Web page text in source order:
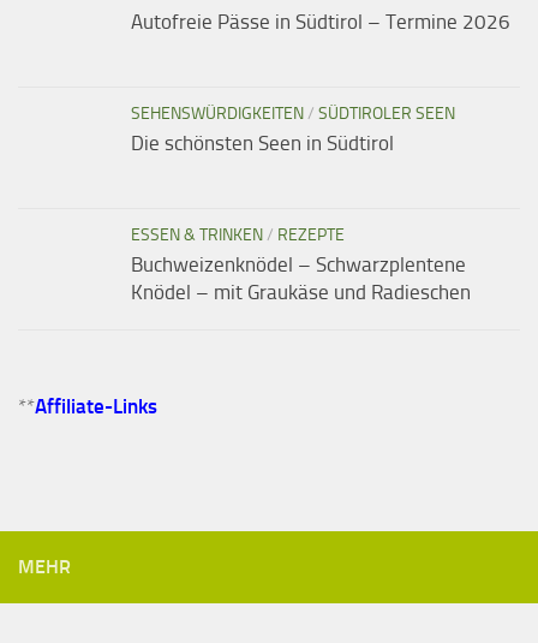
Autofreie Pässe in Südtirol – Termine 2026
SEHENSWÜRDIGKEITEN/ SÜDTIROLER SEEN
Die schönsten Seen in Südtirol
ESSEN & TRINKEN/ REZEPTE
Buchweizenknödel – Schwarzplentene
Knödel – mit Graukäse und Radieschen
**Affiliate-Links
MEHR